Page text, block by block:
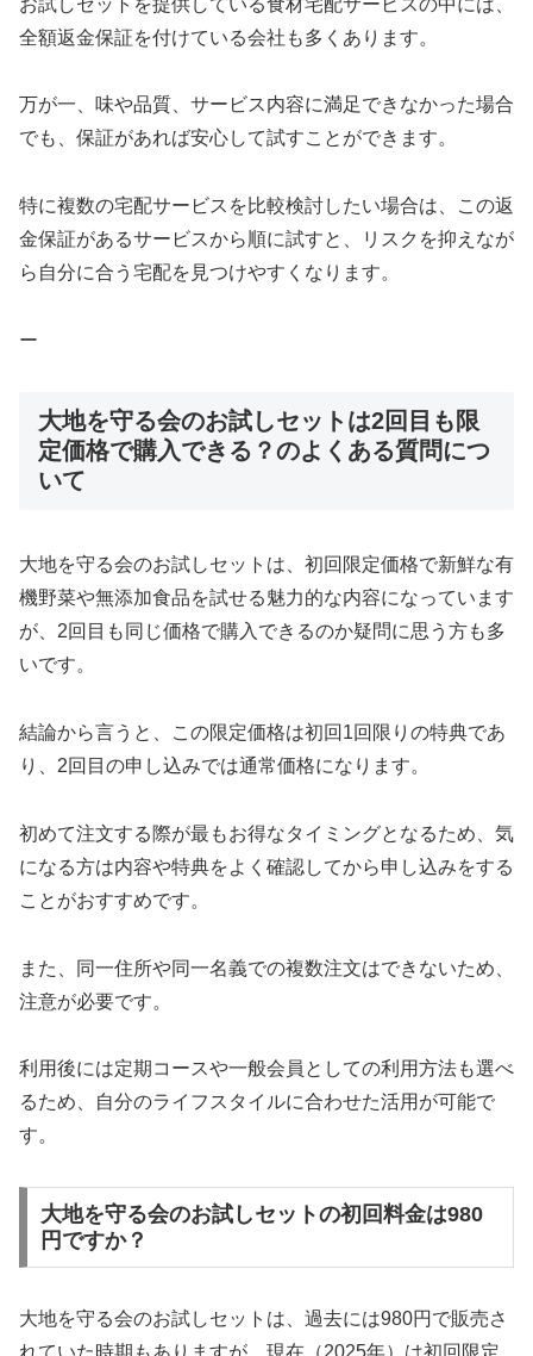
全額返金保証を付けている会社も多くあります。
万が一、味や品質、サービス内容に満足できなかった場合
でも、保証があれば安心して試すことができます。
特に複数の宅配サービスを比較検討したい場合は、この返
金保証があるサービスから順に試すと、リスクを抑えなが
ら自分に合う宅配を見つけやすくなります。
ー
大地を守る会のお試しセットは2回目も限
定価格で購入できる？のよくある質問につ
いて
大地を守る会のお試しセットは、初回限定価格で新鮮な有
機野菜や無添加食品を試せる魅力的な内容になっています
が、2回目も同じ価格で購入できるのか疑問に思う方も多
いです。
結論から言うと、この限定価格は初回1回限りの特典であ
り、2回目の申し込みでは通常価格になります。
初めて注文する際が最もお得なタイミングとなるため、気
になる方は内容や特典をよく確認してから申し込みをする
ことがおすすめです。
また、同一住所や同一名義での複数注文はできないため、
注意が必要です。
利用後には定期コースや一般会員としての利用方法も選べ
るため、自分のライフスタイルに合わせた活用が可能で
す。
大地を守る会のお試しセットの初回料金は980
円ですか？
大地を守る会のお試しセットは、過去には980円で販売さ
れていた時期もありますが、現在（2025年）は初回限定